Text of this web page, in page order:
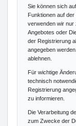
Sie können sich
Funktionen auf
verwenden wir nur
Angebotes oder
der Registrierung
angegeben
ablehnen.
Für wichtige
technisch
Registrierung
zu informieren.
Die Verarbeitung
zum Zwecke der